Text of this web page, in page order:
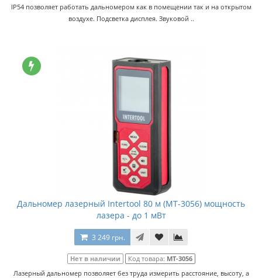
IP54 позволяет работать дальномером как в помещении так и на открытом
воздухе. Подсветка дисплея. Звуковой ..
Дальномер лазерный Intertool 80 м (MT-3056) мощность
лазера - до 1 мВт
3 249 грн.
Нет в наличии Код товара: MT-3056
Лазерный дальномер позволяет без труда измерить расстояние, высоту, а